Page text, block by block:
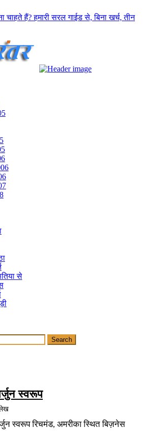
हैं? हमारी सरल गाईड से, बिना खर्च, तीन
से
स्वरूप
स्वरूप रिचमंड, अमरीका स्थित बिज़नेस